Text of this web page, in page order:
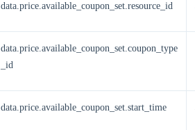
data.price.available_coupon_set.resource_id
data.price.available_coupon_set.coupon_type
_id
data.price.available_coupon_set.start_time